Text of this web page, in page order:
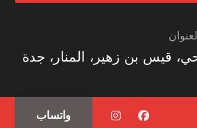
العنوان
قيس بن زهير، المنار، جدة
واتساب